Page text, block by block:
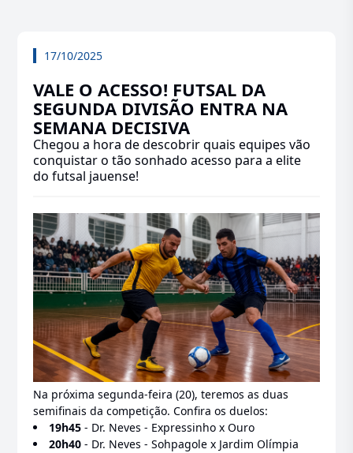
17/10/2025
VALE O ACESSO! FUTSAL DA
SEGUNDA DIVISÃO ENTRA NA
SEMANA DECISIVA
Chegou a hora de descobrir quais equipes vão
conquistar o tão sonhado acesso para a elite
do futsal jauense!
Na próxima segunda-feira (20), teremos as duas
semifinais da competição. Confira os duelos:
19h45 - Dr. Neves - Expressinho x Ouro
20h40 - Dr. Neves - Sohpagole x Jardim Olímpia